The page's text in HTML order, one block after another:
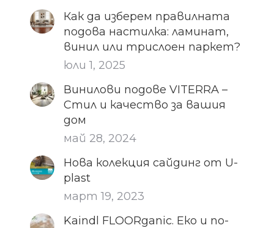
Как да изберем правилната
подова настилка: ламинат,
винил или трислоен паркет?
юли 1, 2025
Винилови подове VITERRA –
Стил и качество за вашия
дом
май 28, 2024
Нова колекция сайдинг от U-
plast
март 19, 2023
Kaindl FLOORganic. Еко и по-